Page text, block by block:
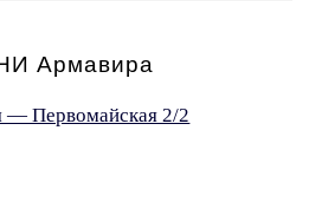
Армавира
— Первомайская 2/2